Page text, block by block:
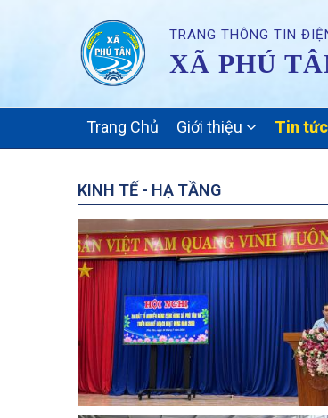
TRANG THÔNG TIN
XÃ PHÚ
NAVIGATION
Trang Chủ Giới thiệu Tin
KINH TẾ - HẠ TẦNG